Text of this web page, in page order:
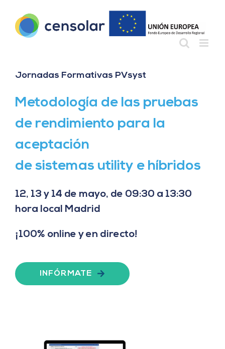
contenido
Jornadas Formativas PVsyst
Metodología de las pruebas
de rendimiento para la
aceptación
de sistemas utility e híbridos
12, 13 y 14 de mayo, de 09:30 a 13:30
hora local Madrid
¡100% online y en directo!
INFÓRMATE